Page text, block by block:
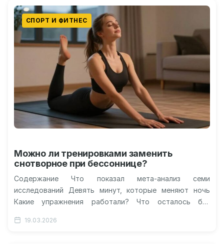
СПОРТ И ФИТНЕС
Можно ли тренировками заменить
снотворное при бессоннице?
Содержание Что показал мета-анализ семи
исследований Девять минут, которые меняют ночь
Какие упражнения работали? Что осталось без
дальше: мозг…
19.03.2026